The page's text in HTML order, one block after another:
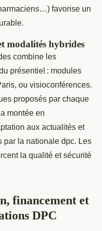
favorise un
modalités hybrides
combine les
présentiel : modules
ou visioconférences.
proposés par chaque
montée en
aux actualités et
par la nationale dpc. Les
la qualité et sécurité
financement et
DPC